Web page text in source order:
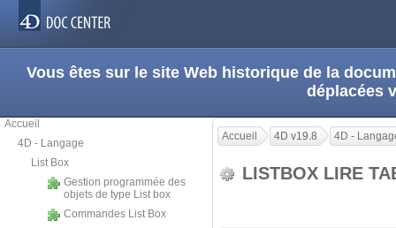
Vous êtes sur le site Web historique de la
déplacées
Accueil
4D - Langage
List Box
Gestion programmée des
objets de type List box
Commandes List Box
Accueil 4D v19.8 4D -
LISTBOX LIRE